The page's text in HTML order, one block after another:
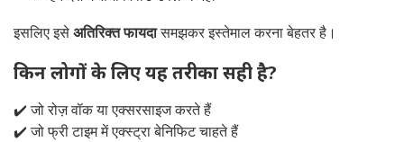
इसलिए इसे अतिरिक्त फायदासमझकर इस्तेमाल करना बेहतर है।
किन लोगों के लिए यह तरीका सही है?
✔️ जो रोज़ वॉक या एक्सरसाइज करते हैं
✔️ जो फ्री टाइम में एक्स्ट्रा बेनिफिट चाहते हैं